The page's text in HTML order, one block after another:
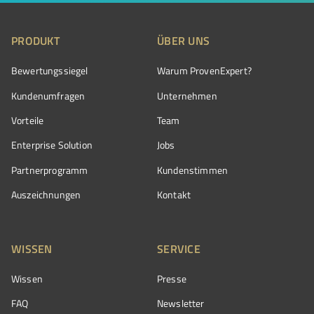
PRODUKT
Bewertungssiegel
Kundenumfragen
Vorteile
Enterprise Solution
Partnerprogramm
Auszeichnungen
ÜBER UNS
Warum ProvenExpert?
Unternehmen
Team
Jobs
Kundenstimmen
Kontakt
WISSEN
Wissen
FAQ
SERVICE
Presse
Newsletter